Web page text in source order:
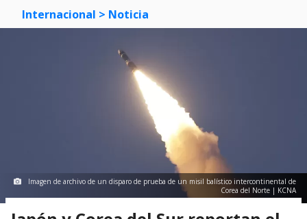
Internacional > Noticia
Imagen de archivo de un disparo de prueba de un misil balístico intercontinental de
Corea del Norte | KCNA